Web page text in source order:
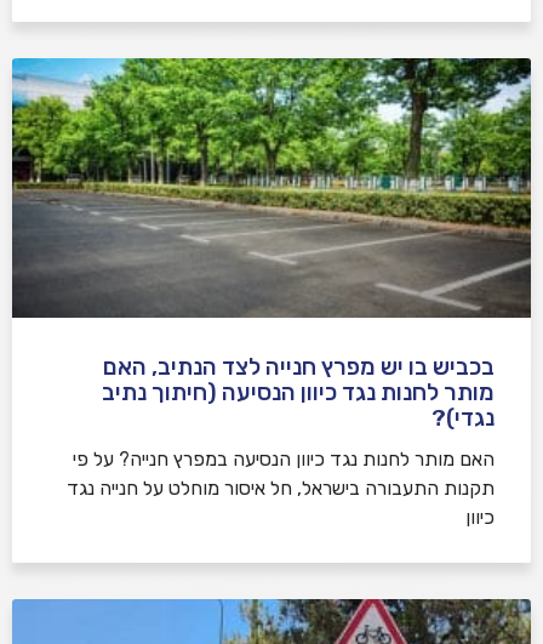
בכביש בו יש מפרץ חנייה לצד הנתיב, האם
מותר לחנות נגד כיוון הנסיעה (חיתוך נתיב
נגדי)?
האם מותר לחנות נגד כיוון הנסיעה במפרץ חנייה? על פי
תקנות התעבורה בישראל, חל איסור מוחלט על חנייה נגד
כיוון